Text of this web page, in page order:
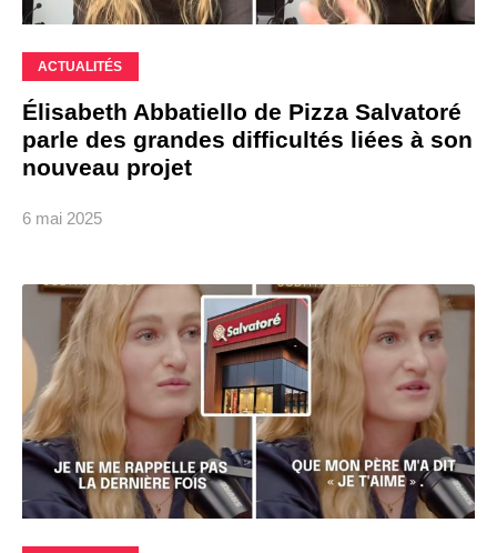
ACTUALITÉS
Élisabeth Abbatiello de Pizza Salvatoré
parle des grandes difficultés liées à son
nouveau projet
6 mai 2025